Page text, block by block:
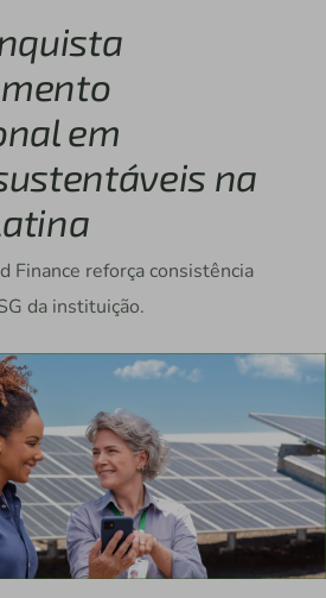
em
na
Finance reforça consistência
da instituição.